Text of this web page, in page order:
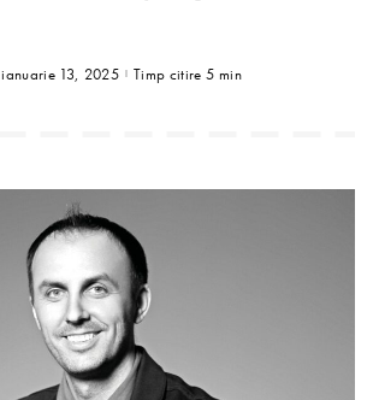
ianuarie 13, 2025 Timp citire 5 min